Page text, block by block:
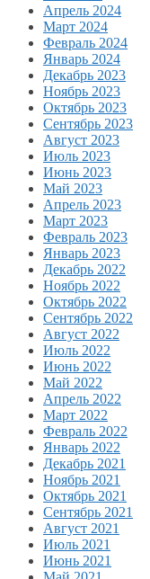
Апрель 2024
Март 2024
Февраль 2024
Январь 2024
Декабрь 2023
Ноябрь 2023
Октябрь 2023
Сентябрь 2023
Август 2023
Июль 2023
Июнь 2023
Май 2023
Апрель 2023
Март 2023
Февраль 2023
Январь 2023
Декабрь 2022
Ноябрь 2022
Октябрь 2022
Сентябрь 2022
Август 2022
Июль 2022
Июнь 2022
Май 2022
Апрель 2022
Март 2022
Февраль 2022
Январь 2022
Декабрь 2021
Ноябрь 2021
Октябрь 2021
Сентябрь 2021
Август 2021
Июль 2021
Июнь 2021